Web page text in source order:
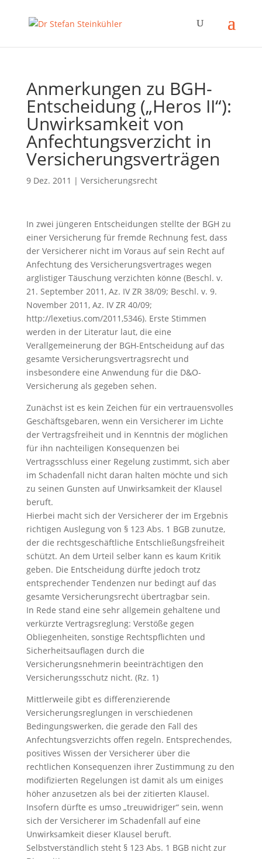
Anmerkungen zu BGH-
Entscheidung („Heros II“):
Unwirksamkeit von
Anfechtungsverzicht in
Versicherungsverträgen
9 Dez. 2011 | Versicherungsrecht
In zwei jüngeren Entscheidungen stellte der BGH zu
einer Versicherung für fremde Rechnung fest, dass
der Versicherer nicht im Voraus auf sein Recht auf
Anfechtung des Versicherungsvertrages wegen
arglistiger Täuschung verzichten könne (Beschl. v.
21. September 2011, Az. IV ZR 38/09; Beschl. v. 9.
November 2011, Az. IV ZR 40/09;
http://lexetius.com/2011,5346). Erste Stimmen
werden in der Literatur laut, die eine
Verallgemeinerung der BGH-Entscheidung auf das
gesamte Versicherungsvertragsrecht und
insbesondere eine Anwendung für die D&O-
Versicherung als gegeben sehen.
Zunächst ist es kein Zeichen für ein vertrauensvolles
Geschäftsgebaren, wenn ein Versicherer im Lichte
der Vertragsfreiheit und in Kenntnis der möglichen
für ihn nachteiligen Konsequenzen bei
Vertragsschluss einer Regelung zustimmt, sich aber
im Schadenfall nicht daran halten möchte und sich
zu seinen Gunsten auf Unwirksamkeit der Klausel
beruft.
Hierbei macht sich der Versicherer der im Ergebnis
richtigen Auslegung von § 123 Abs. 1 BGB zunutze,
der die rechtsgeschäftliche Entschließungsfreiheit
schützt. An dem Urteil selber kann es kaum Kritik
geben. Die Entscheidung dürfte jedoch trotz
entsprechender Tendenzen nur bedingt auf das
gesamte Versicherungsrecht übertragbar sein.
In Rede stand eine sehr allgemein gehaltene und
verkürzte Vertragsreglung: Verstöße gegen
Obliegenheiten, sonstige Rechtspflichten und
Sicherheitsauflagen durch die
Versicherungsnehmerin beeinträchtigen den
Versicherungsschutz nicht. (Rz. 1)
Mittlerweile gibt es differenzierende
Versicherungsreglungen in verschiedenen
Bedingungswerken, die gerade den Fall des
Anfechtungsverzichts offen regeln. Entsprechendes,
positives Wissen der Versicherer über die
rechtlichen Konsequenzen ihrer Zustimmung zu den
modifizierten Regelungen ist damit als um einiges
höher anzusetzen als bei der zitierten Klausel.
Insofern dürfte es umso „treuwidriger“ sein, wenn
sich der Versicherer im Schadenfall auf eine
Unwirksamkeit dieser Klausel beruft.
Selbstverständlich steht § 123 Abs. 1 BGB nicht zur